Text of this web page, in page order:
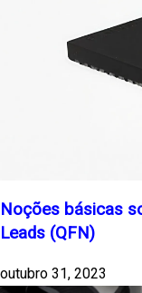
Noções básicas
Leads (QFN)
outubro 31, 2023